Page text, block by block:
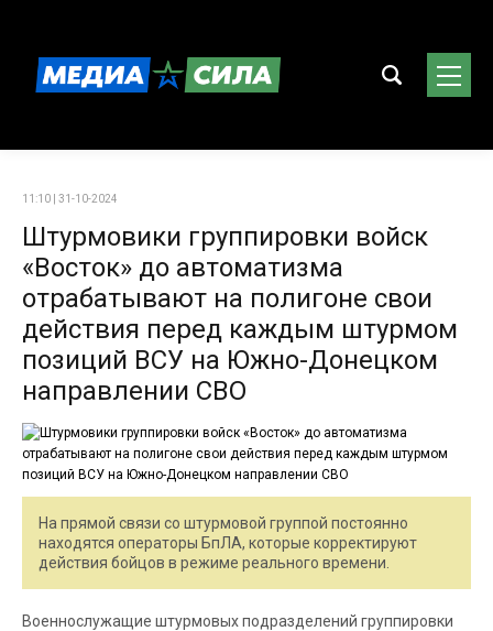
11:10 | 31-10-2024
Штурмовики группировки войск
«Восток» до автоматизма
отрабатывают на полигоне свои
действия перед каждым штурмом
позиций ВСУ на Южно-Донецком
направлении СВО
На прямой связи со штурмовой группой постоянно
находятся операторы БпЛА, которые корректируют
действия бойцов в режиме реального времени.
Военнослужащие штурмовых подразделений группировки